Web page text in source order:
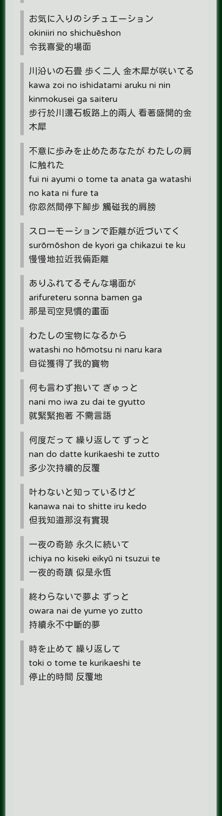
お気に入りのシチュエーション
okiniiri no shichuēshon
令我喜愛的場面
川沿いの石畳 歩く二人 金木犀が咲いてる
kawa zoi no ishidatami aruku ni nin
kinmokusei ga saiteru
步行於川邊石板路上的兩人 看著盛開的金
木犀
不意に歩みを止めたあなたが わたしの肩
に触れた
fui ni ayumi o tome ta anata ga watashi
no kata ni fure ta
你忽然間停下腳步 觸碰我的肩膀
スローモーションで距離が近づいてく
surōmōshon de kyori ga chikazui te ku
慢慢地拉近我倆距離
ありふれてるそんな場面が
arifureteru sonna bamen ga
那是司空見慣的畫面
わたしの宝物になるから
watashi no hōmotsu ni naru kara
自從獲得了我的寶物
何も言わず抱いて ぎゅっと
nani mo iwa zu dai te gyutto
就緊緊抱著 不需言語
何度だって 繰り返して ずっと
nan do datte kurikaeshi te zutto
多少次持續的反覆
叶わないと知っているけど
kanawa nai to shitte iru kedo
但我知道那沒有實現
一夜の奇跡 永久に続いて
ichiya no kiseki eikyū ni tsuzui te
一夜的奇蹟 似是永恆
終わらないで夢よ ずっと
owara nai de yume yo zutto
持續永不中斷的夢
時を止めて 繰り返して
toki o tome te kurikaeshi te
停止的時間 反覆地